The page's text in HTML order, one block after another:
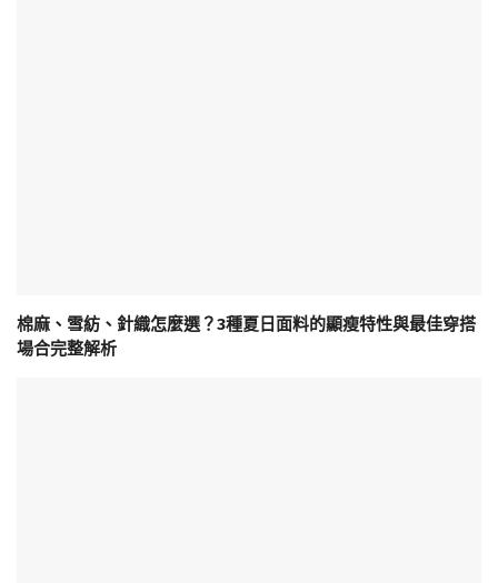
棉麻、雪紡、針織怎麼選？3種夏日面料的顯瘦特性與最佳穿搭
場合完整解析